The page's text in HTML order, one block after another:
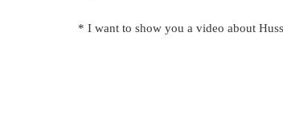
* I want to show you a video about